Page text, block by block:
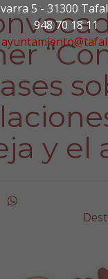
5 - 31300
948 70 18 11
y el
Whatsapp